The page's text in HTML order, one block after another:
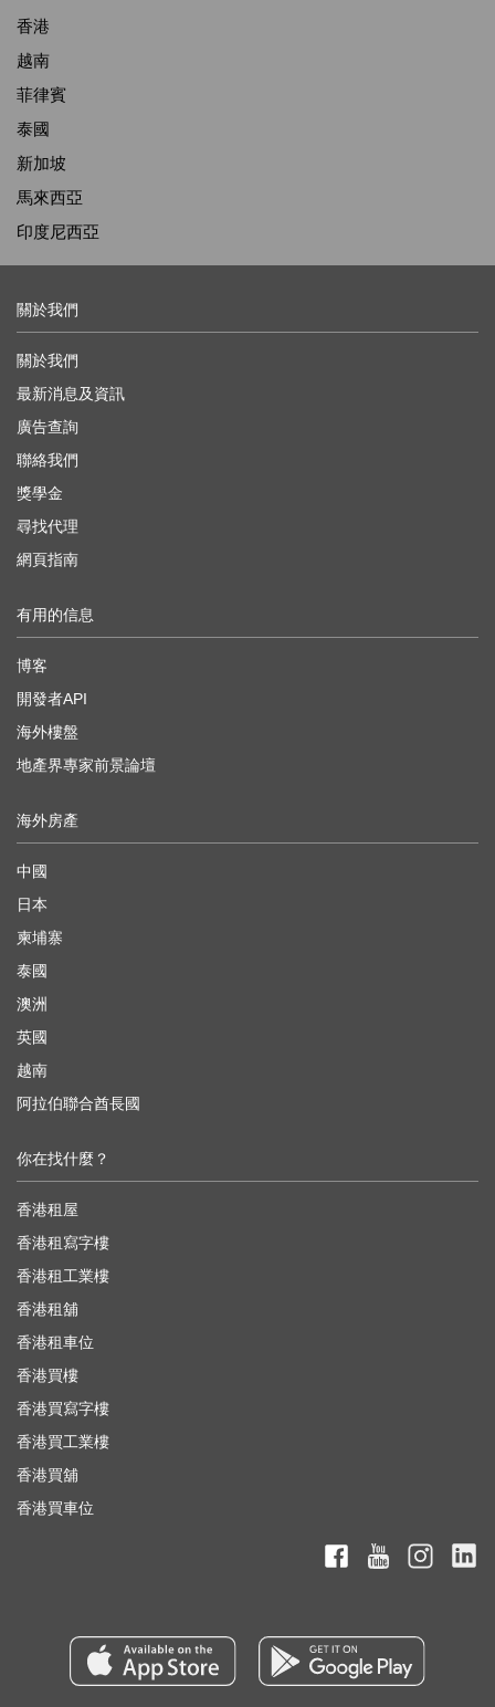
香港
越南
菲律賓
泰國
新加坡
馬來西亞
印度尼西亞
關於我們
關於我們
最新消息及資訊
廣告查詢
聯絡我們
獎學金
尋找代理
網頁指南
有用的信息
博客
開發者API
海外樓盤
地產界專家前景論壇
海外房產
中國
日本
柬埔寨
泰國
澳洲
英國
越南
阿拉伯聯合酋長國
你在找什麼？
香港租屋
香港租寫字樓
香港租工業樓
香港租舖
香港租車位
香港買樓
香港買寫字樓
香港買工業樓
香港買舖
香港買車位